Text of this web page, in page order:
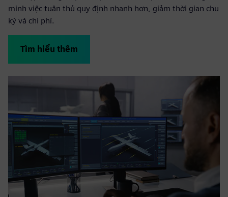
minh việc tuân thủ quy định nhanh hơn, giảm thời gian chu
kỳ và chi phí.
Tìm hiểu thêm